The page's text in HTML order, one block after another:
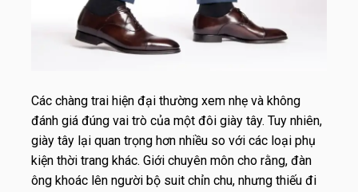
Các chàng trai hiện đại thường xem nhẹ và không
đánh giá đúng vai trò của một đôi giày tây. Tuy nhiên,
giày tây lại quan trọng hơn nhiều so với các loại phụ
kiện thời trang khác. Giới chuyên môn cho rằng, đàn
ông khoác lên người bộ suit chỉn chu, nhưng thiếu đi